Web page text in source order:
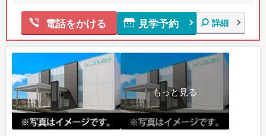
電話をかける 見学予約 詳細
もっと見る